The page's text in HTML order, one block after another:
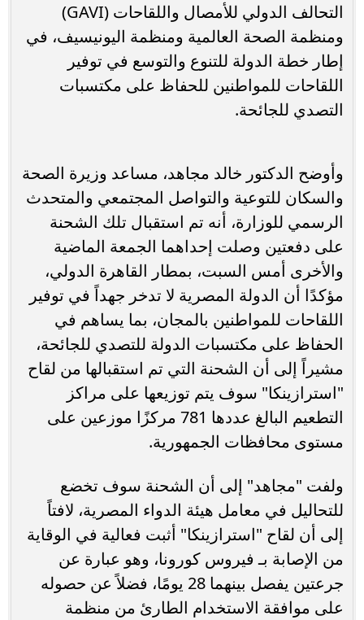
التحالف الدولي للأمصال واللقاحات (GAVI)
ومنظمة الصحة العالمية ومنظمة اليونيسيف، في
إطار خطة الدولة للتنوع والتوسع في توفير
اللقاحات للمواطنين للحفاظ على مكتسبات
التصدي للجائحة.
وأوضح الدكتور خالد مجاهد، مساعد وزيرة الصحة
والسكان للتوعية والتواصل المجتمعي والمتحدث
الرسمي للوزارة، أنه تم استقبال تلك الشحنة
على دفعتين وصلت إحداهما الجمعة الماضية
والأخرى أمس السبت، بمطار القاهرة الدولي،
مؤكدًا أن الدولة المصرية لا تدخر جهداً في توفير
اللقاحات للمواطنين بالمجان، بما يساهم في
الحفاظ على مكتسبات الدولة للتصدي للجائحة،
مشيراً إلى أن الشحنة التي تم استقبالها من لقاح
"استرازينكا" سوف يتم توزيعها على مراكز
التطعيم البالغ عددها 781 مركزًا موزعين على
مستوى محافظات الجمهورية.
ولفت "مجاهد" إلى أن الشحنة سوف تخضع
للتحاليل في معامل هيئة الدواء المصرية، لافتاً
إلى أن لقاح "استرازينكا" أثبت فعالية في الوقاية
من الإصابة بـ فيروس كورونا، وهو عبارة عن
جرعتين يفصل بينهما 28 يومًا، فضلاً عن حصوله
على موافقة الاستخدام الطارئ من منظمة